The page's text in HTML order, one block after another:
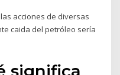
acciones de diversas
caida del petróleo sería
significa